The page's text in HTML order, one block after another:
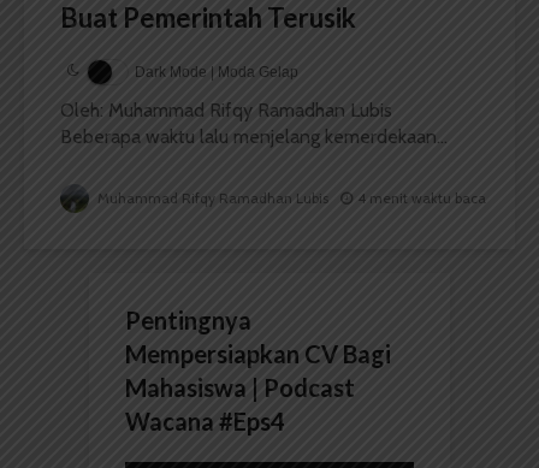
Buat Pemerintah Terusik
Dark Mode | Moda Gelap
Oleh: Muhammad Rifqy Ramadhan Lubis
Beberapa waktu lalu menjelang kemerdekaan...
Muhammad Rifqy Ramadhan Lubis 4 menit waktu baca
Pentingnya
Mempersiapkan CV Bagi
Mahasiswa | Podcast
Wacana #Eps4